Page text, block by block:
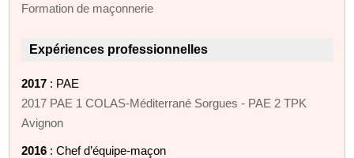
Formation de maçonnerie
Expériences professionnelles
2017 : PAE
2017 PAE 1 COLAS-Méditerrané Sorgues - PAE 2 TPK
Avignon
2016 : Chef d’équipe-maçon